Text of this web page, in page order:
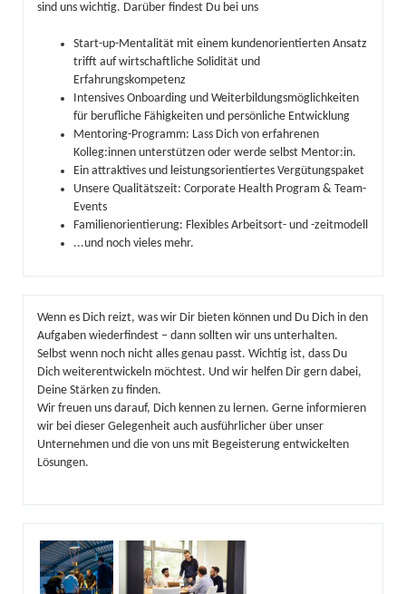
sind uns wichtig. Darüber findest Du bei uns
Start-up-Mentalität mit einem kundenorientierten Ansatz
trifft auf wirtschaftliche Solidität und
Erfahrungskompetenz
Intensives Onboarding und Weiterbildungsmöglichkeiten
für berufliche Fähigkeiten und persönliche Entwicklung
Mentoring-Programm: Lass Dich von erfahrenen
Kolleg:innen unterstützen oder werde selbst Mentor:in.
Ein attraktives und leistungsorientiertes Vergütungspaket
Unsere Qualitätszeit: Corporate Health Program & Team-
Events
Familienorientierung: Flexibles Arbeitsort- und -zeitmodell
...und noch vieles mehr.
Wenn es Dich reizt, was wir Dir bieten können und Du Dich in den
Aufgaben wiederfindest – dann sollten wir uns unterhalten.
Selbst wenn noch nicht alles genau passt. Wichtig ist, dass Du
Dich weiterentwickeln möchtest. Und wir helfen Dir gern dabei,
Deine Stärken zu finden.
Wir freuen uns darauf, Dich kennen zu lernen. Gerne informieren
wir bei dieser Gelegenheit auch ausführlicher über unser
Unternehmen und die von uns mit Begeisterung entwickelten
Lösungen.